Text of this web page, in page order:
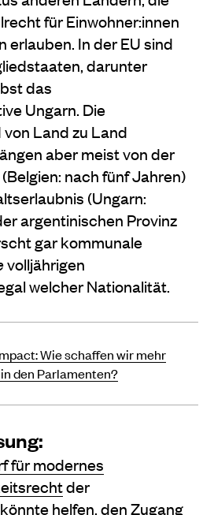
für Einwohner:innen
erlauben. In der EU sind
darunter
das
Ungarn. Die
Land zu Land
aber meist von der
nach fünf Jahren)
(Ungarn:
argentinischen Provinz
gar kommunale
volljährigen
welcher Nationalität.
Wie schaffen wir mehr
den Parlamenten?
für modernes
der
helfen, den Zugang